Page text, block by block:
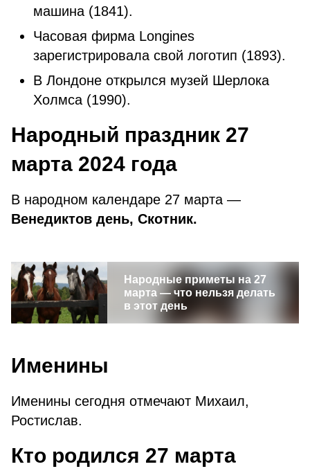
машина (1841).
Часовая фирма Longines
зарегистрировала свой логотип (1893).
В Лондоне открылся музей Шерлока
Холмса (1990).
Народный праздник 27
марта 2024 года
В народном календаре 27 марта —
Венедиктов день, Скотник.
Народные приметы на 27
марта — что нельзя делать
в этот день
Именины
Именины сегодня отмечают Михаил,
Ростислав.
Кто родился 27 марта